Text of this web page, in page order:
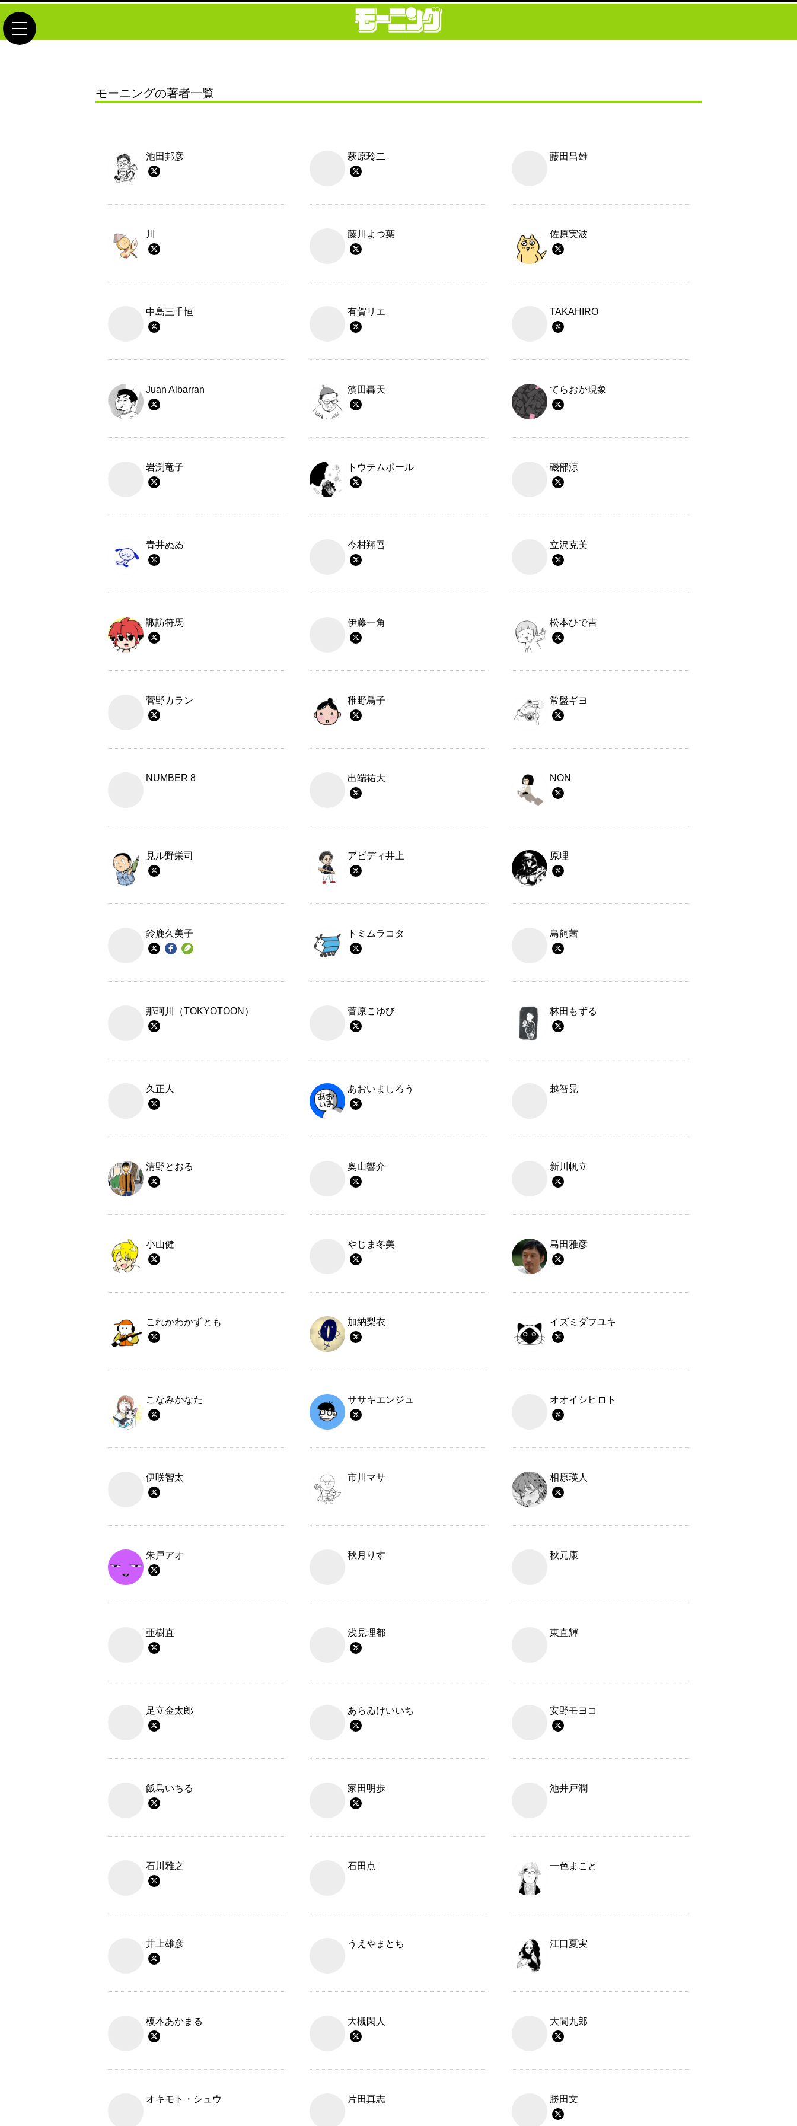
toggle navigation
モーニングの著者一覧
池田邦彦 萩原玲二 藤田昌雄
川 藤川よつ葉 佐原実波
中島三千恒 有賀リエ TAKAHIRO
Juan Albarran 濱田轟天 てらおか現象
岩渕竜子 トウテムポール 磯部涼
青井ぬゐ 今村翔吾 立沢克美
諏訪符馬 伊藤一角 松本ひで吉
菅野カラン 稚野鳥子 常盤ギヨ
NUMBER 8 出端祐大 NON
見ル野栄司 アビディ井上 原理
鈴鹿久美子 トミムラコタ 鳥飼茜
那珂川（TOKYOTOON） 菅原こゆび 林田もずる
久正人 あおいましろう 越智晃
清野とおる 奥山響介 新川帆立
小山健 やじま冬美 島田雅彦
これかわかずとも 加納梨衣 イズミダフユキ
こなみかなた ササキエンジュ オオイシヒロト
伊咲智太 市川マサ 相原瑛人
朱戸アオ 秋月りす 秋元康
亜樹直 浅見理都 東直輝
足立金太郎 あらゐけいいち 安野モヨコ
飯島いちる 家田明歩 池井戸潤
石川雅之 石田点 一色まこと
井上雄彦 うえやまとち 江口夏実
榎本あかまる 大槻閑人 大間九郎
オキモト・シュウ 片田真志 勝田文